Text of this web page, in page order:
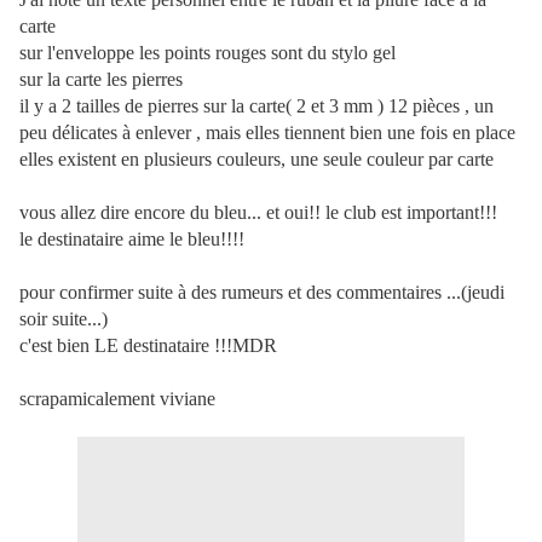
carte
sur l'enveloppe les points rouges sont du stylo gel
sur la carte les pierres
il y a 2 tailles de pierres sur la carte( 2 et 3 mm ) 12 pièces , un
peu délicates à enlever , mais elles tiennent bien une fois en place
elles existent en plusieurs couleurs, une seule couleur par carte
vous allez dire encore du bleu... et oui!! le club est important!!!
le destinataire aime le bleu!!!!
pour confirmer suite à des rumeurs et des commentaires ...(jeudi
soir suite...)
c'est bien LE destinataire !!!MDR
scrapamicalement viviane